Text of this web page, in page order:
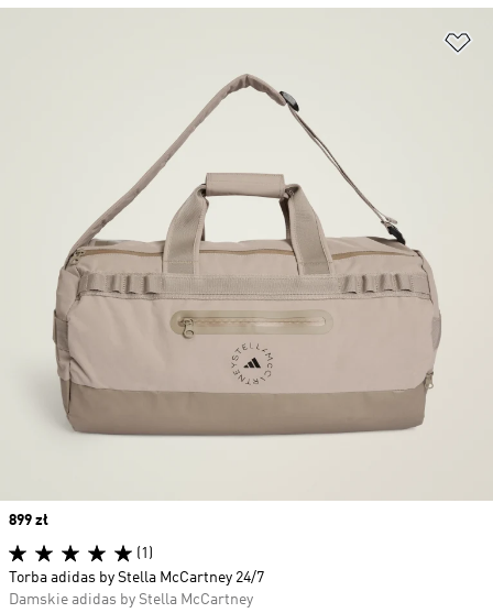
Price
899 zł
(1)
Torba adidas by Stella McCartney 24/7
Damskie adidas by Stella McCartney